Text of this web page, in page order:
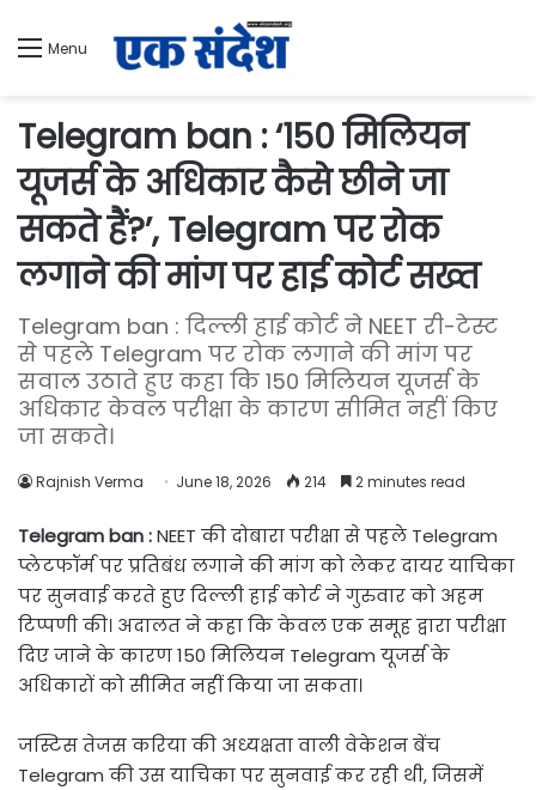
Menu
Telegram ban : ‘150 मिलियन
यूजर्स के अधिकार कैसे छीने जा
सकते हैं?’, Telegram पर रोक
लगाने की मांग पर हाई कोर्ट सख्त
Telegram ban : दिल्ली हाई कोर्ट ने NEET री-टेस्ट
से पहले Telegram पर रोक लगाने की मांग पर
सवाल उठाते हुए कहा कि 150 मिलियन यूजर्स के
अधिकार केवल परीक्षा के कारण सीमित नहीं किए
जा सकते।
Rajnish Verma June 18, 2026 214 2 minutes read
Telegram ban :NEET की दोबारा परीक्षा से पहले Telegram
प्लेटफॉर्म पर प्रतिबंध लगाने की मांग को लेकर दायर याचिका
पर सुनवाई करते हुए दिल्ली हाई कोर्ट ने गुरुवार को अहम
टिप्पणी की। अदालत ने कहा कि केवल एक समूह द्वारा परीक्षा
दिए जाने के कारण 150 मिलियन Telegram यूजर्स के
अधिकारों को सीमित नहीं किया जा सकता।
जस्टिस तेजस करिया की अध्यक्षता वाली वेकेशन बेंच
Telegram की उस याचिका पर सुनवाई कर रही थी, जिसमें